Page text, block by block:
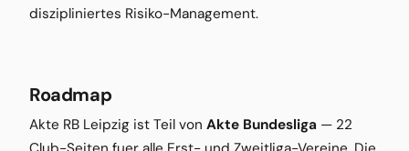
diszipliniertes Risiko-Management.
Roadmap
Akte RB Leipzig ist Teil von Akte Bundesliga — 22